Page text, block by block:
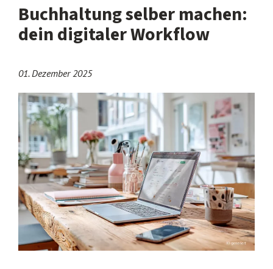
Buchhaltung selber machen:
dein digitaler Workflow
01. Dezember 2025